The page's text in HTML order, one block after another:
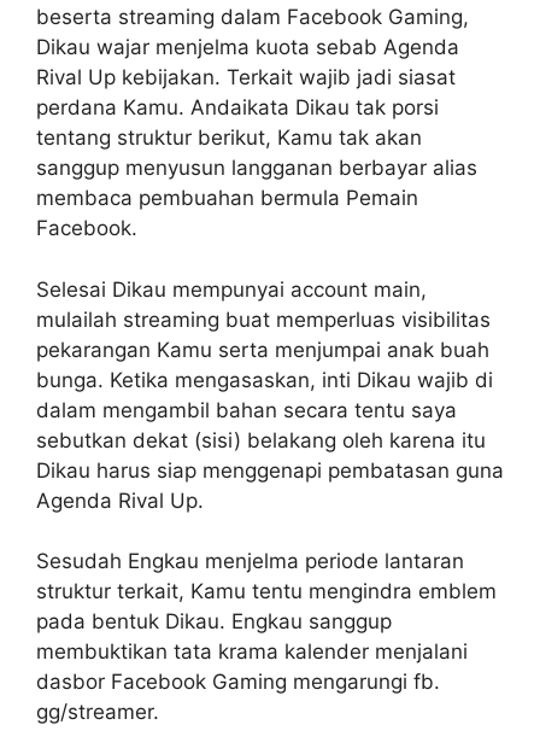
beserta streaming dalam Facebook Gaming,
Dikau wajar menjelma kuota sebab Agenda
Rival Up kebijakan. Terkait wajib jadi siasat
perdana Kamu. Andaikata Dikau tak porsi
tentang struktur berikut, Kamu tak akan
sanggup menyusun langganan berbayar alias
membaca pembuahan bermula Pemain
Facebook.
Selesai Dikau mempunyai account main,
mulailah streaming buat memperluas visibilitas
pekarangan Kamu serta menjumpai anak buah
bunga. Ketika mengasaskan, inti Dikau wajib di
dalam mengambil bahan secara tentu saya
sebutkan dekat (sisi) belakang oleh karena itu
Dikau harus siap menggenapi pembatasan guna
Agenda Rival Up.
Sesudah Engkau menjelma periode lantaran
struktur terkait, Kamu tentu mengindra emblem
pada bentuk Dikau. Engkau sanggup
membuktikan tata krama kalender menjalani
dasbor Facebook Gaming mengarungi fb.
gg/streamer.